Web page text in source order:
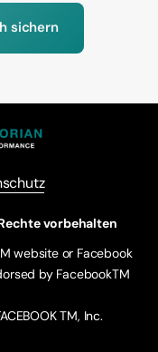
sichern
vorbehalten
website or Facebook
by FacebookTM
TM, Inc.